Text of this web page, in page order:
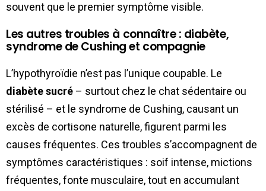
souvent que le premier symptôme visible.
Les autres troubles à connaître : diabète,
syndrome de Cushing et compagnie
L’hypothyroïdie n’est pas l’unique coupable. Le
diabète sucré – surtout chez le chat sédentaire ou
stérilisé – et le syndrome de Cushing, causant un
excès de cortisone naturelle, figurent parmi les
causes fréquentes. Ces troubles s’accompagnent de
symptômes caractéristiques : soif intense, mictions
fréquentes, fonte musculaire, tout en accumulant